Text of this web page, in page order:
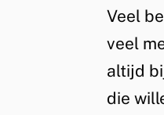
Veel
veel
altijd
die